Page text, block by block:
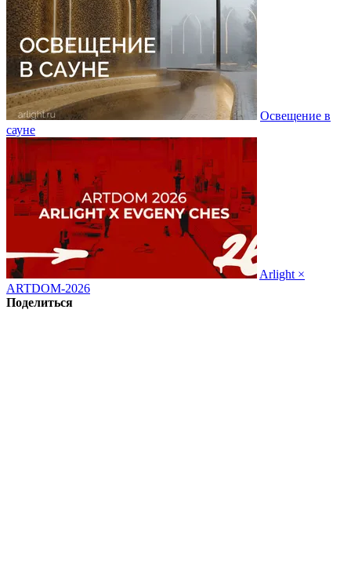
Освещение в
сауне
Arlight ×
ARTDOM-2026
Поделиться